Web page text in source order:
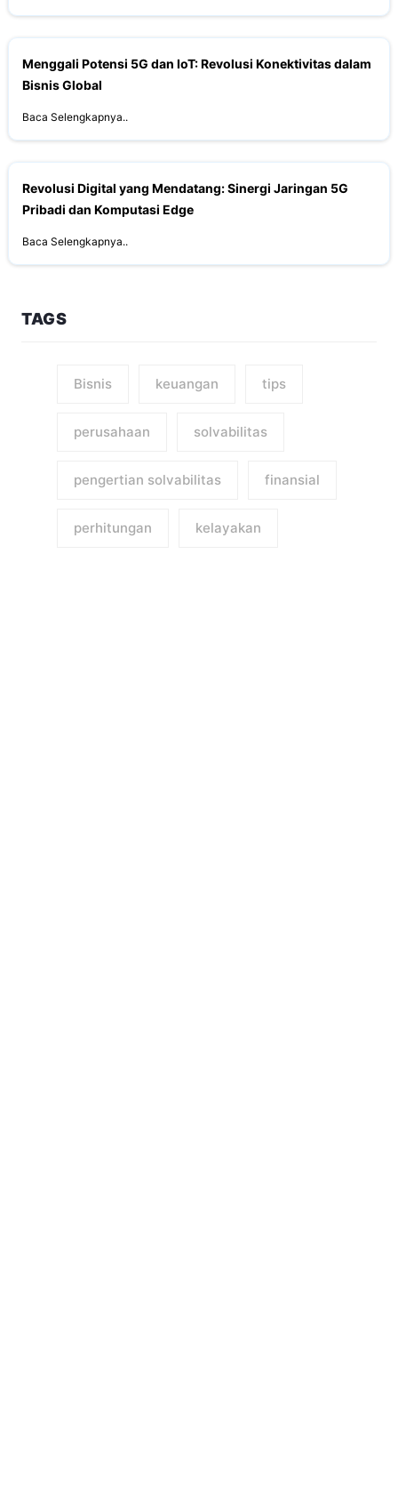
Menggali Potensi 5G dan IoT: Revolusi Konektivitas dalam
Bisnis Global
Baca Selengkapnya..
Revolusi Digital yang Mendatang: Sinergi Jaringan 5G
Pribadi dan Komputasi Edge
Baca Selengkapnya..
TAGS
Bisnis keuangan tips
perusahaan solvabilitas
pengertian solvabilitas finansial
perhitungan kelayakan